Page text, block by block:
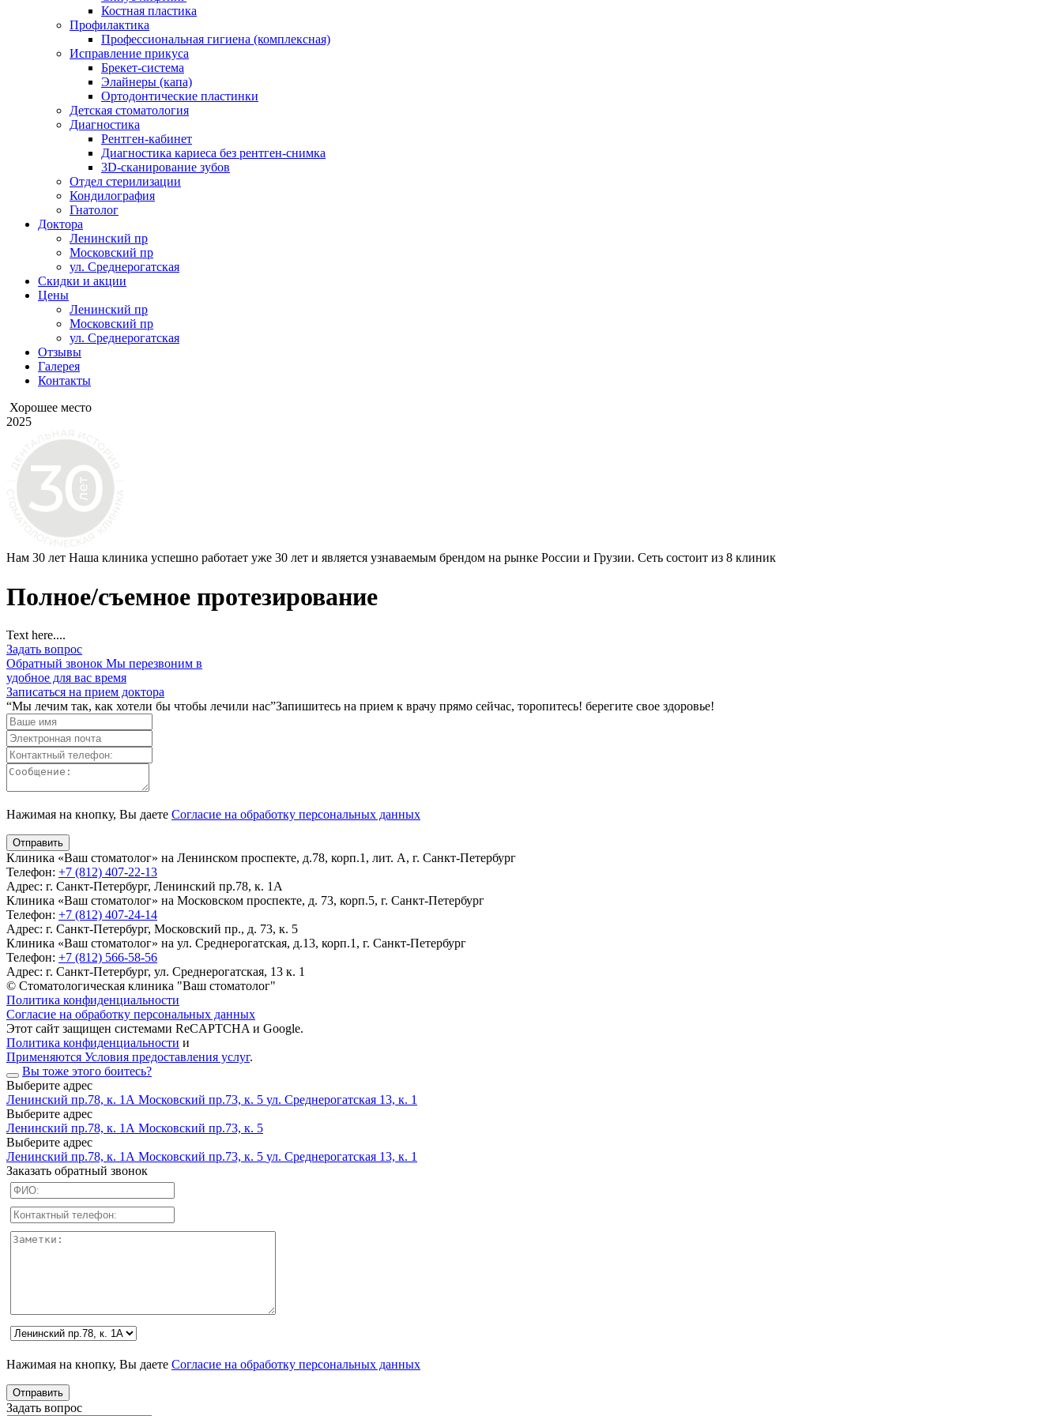
Костная пластика
Профилактика
Профессиональная гигиена (комплексная)
Исправление прикуса
Брекет-система
Элайнеры (капа)
Ортодонтические пластинки
Детская стоматология
Диагностика
Рентген-кабинет
Диагностика кариеса без рентген-снимка
3D-сканирование зубов
Отдел стерилизации
Кондилография
Гнатолог
Доктора
Ленинский пр
Московский пр
ул. Среднерогатская
Скидки и акции
Цены
Ленинский пр
Московский пр
ул. Среднерогатская
Отзывы
Галерея
Контакты
Хорошее место
2025
Нам 30 лет Наша клиника успешно работает уже 30 лет и является узнаваемым брендом на рынке России и Грузии. Сеть состоит из 8 клиник
Полное/съемное протезирование
Text here....
Задать вопрос
Обратный звонок Мы перезвоним в
удобное для вас время
Записаться на прием доктора
“Мы лечим так, как хотели бы чтобы лечили нас”Запишитесь на прием к врачу прямо сейчас, торопитесь! берегите свое здоровье!
Нажимая на кнопку, Вы даете Согласие на обработку персональных данных
Клиника «Ваш стоматолог» на Ленинском проспекте, д.78, корп.1, лит. А, г. Санкт-Петербург
Телефон: +7 (812) 407-22-13
Адрес: г. Санкт-Петербург, Ленинский пр.78, к. 1А
Клиника «Ваш стоматолог» на Московском проспекте, д. 73, корп.5, г. Санкт-Петербург
Телефон: +7 (812) 407-24-14
Адрес: г. Санкт-Петербург, Московский пр., д. 73, к. 5
Клиника «Ваш стоматолог» на ул. Среднерогатская, д.13, корп.1, г. Санкт-Петербург
Телефон: +7 (812) 566-58-56
Адрес: г. Санкт-Петербург, ул. Среднерогатская, 13 к. 1
© Стоматологическая клиника "Ваш стоматолог"
Политика конфиденциальности
Согласие на обработку персональных данных
Этот сайт защищен системами ReCAPTCHA и Google.
Политика конфиденциальности и
Применяются Условия предоставления услуг.
Вы тоже этого боитесь?
Выберите адрес
Ленинский пр.78, к. 1А Московский пр.73, к. 5 ул. Среднерогатская 13, к. 1
Выберите адрес
Ленинский пр.78, к. 1А Московский пр.73, к. 5
Выберите адрес
Ленинский пр.78, к. 1А Московский пр.73, к. 5 ул. Среднерогатская 13, к. 1
Заказать обратный звонок
Нажимая на кнопку, Вы даете Согласие на обработку персональных данных
Задать вопрос